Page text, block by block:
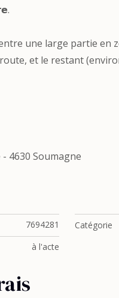
une large partie
et le restant
4630 Soumagne
7694281 Catégorie
à l'acte